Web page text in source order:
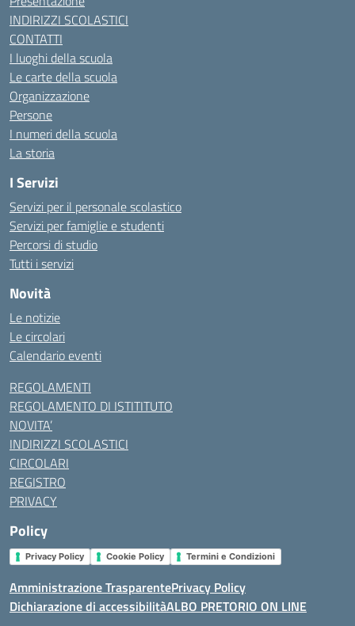
INDIRIZZI SCOLASTICI
CONTATTI
I luoghi della scuola
Le carte della scuola
Organizzazione
Persone
I numeri della scuola
La storia
I Servizi
Servizi per il personale scolastico
Servizi per famiglie e studenti
Percorsi di studio
Tutti i servizi
Novità
Le notizie
Le circolari
Calendario eventi
REGOLAMENTI
REGOLAMENTO DI ISTITITUTO
NOVITA’
INDIRIZZI SCOLASTICI
CIRCOLARI
REGISTRO
PRIVACY
Policy
Privacy Policy Cookie Policy Termini e Condizioni
Amministrazione TrasparentePrivacy Policy
Dichiarazione di accessibilitàALBO PRETORIO ON LINE